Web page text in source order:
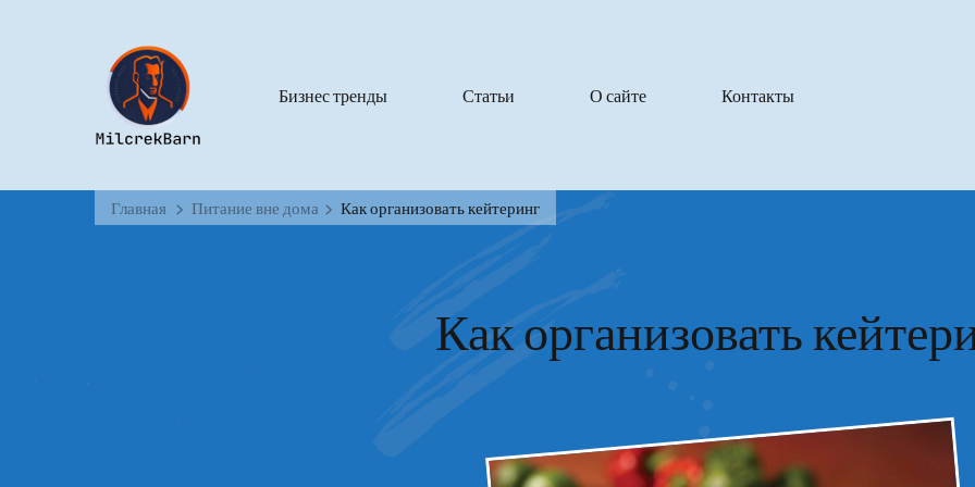
Бизнес тренды Статьи О сайте Контакты
Главная Питание вне дома Как организовать кейтеринг
Как организовать